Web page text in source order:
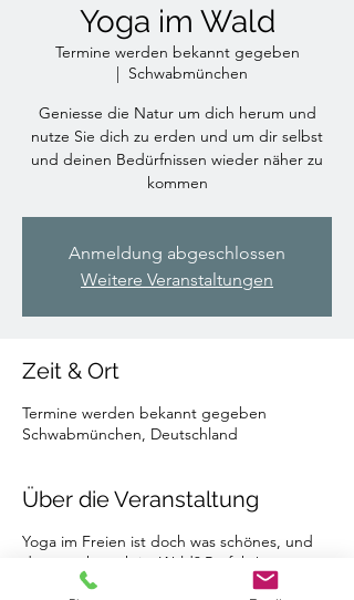
Yoga im Wald
Termine werden bekannt gegeben
  |
Schwabmünchen
Geniesse die Natur um dich herum und
nutze Sie dich zu erden und um dir selbst
und deinen Bedürfnissen wieder näher zu
Anmeldung abgeschlossen
Weitere Veranstaltungen
Zeit & Ort
Termine werden bekannt gegeben
Schwabmünchen, Deutschland
Über die Veranstaltung
Yoga im Freien ist doch was schönes, und
dann auch noch im Wald? Perfekt!